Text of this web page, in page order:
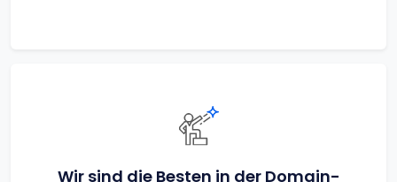
Wir sind die Besten in der Domain-